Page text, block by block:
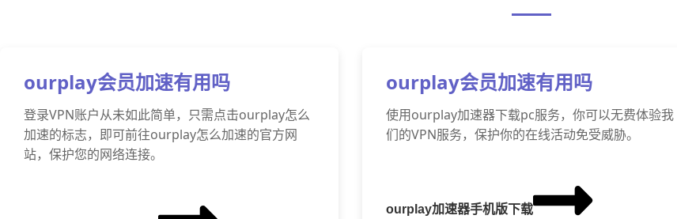
ourplay会员加速有用吗
登录VPN账户从未如此简单，只需点击ourplay怎么
加速的标志，即可前往ourplay怎么加速的官方网
站，保护您的网络连接。
ourplay会员加速有用吗
使用ourplay加速器下载pc服务，你可以无费体验我
们的VPN服务，保护你的在线活动免受威胁。
ourplay加速器手机版下载